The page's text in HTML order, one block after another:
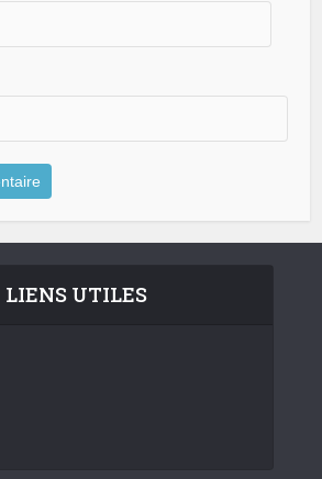
LIENS UTILES